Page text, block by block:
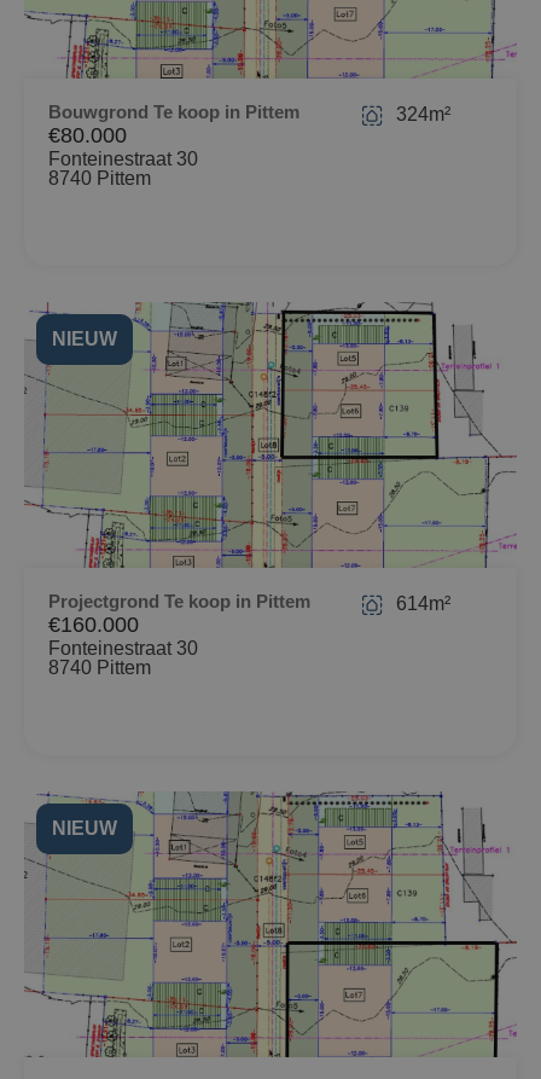
Bouwgrond Te koop in Pittem
€80.000
Fonteinestraat 30
8740 Pittem
324m²
NIEUW
Projectgrond Te koop in Pittem
€160.000
Fonteinestraat 30
8740 Pittem
614m²
NIEUW